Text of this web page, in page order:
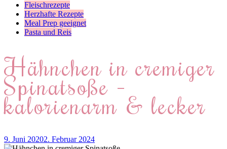
Fleischrezepte
Herzhafte Rezepte
Meal Prep geeignet
Pasta und Reis
Hähnchen in cremiger
Spinatsoße –
kalorienarm & lecker
9. Juni 20202. Februar 2024